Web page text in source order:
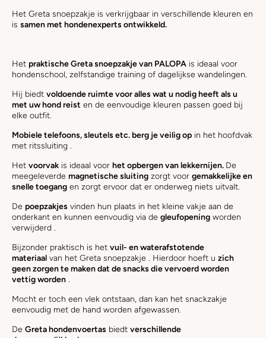
Het Greta snoepzakje is verkrijgbaar in verschillende kleuren en
is samen met hondenexperts ontwikkeld.
Het praktische Greta snoepzakje van PALOPA is ideaal voor
hondenschool, zelfstandige training of dagelijkse wandelingen.
Hij biedt voldoende ruimte voor alles wat u nodig heeft als u
met uw hond reist en de eenvoudige kleuren passen goed bij
elke outfit.
Mobiele telefoons, sleutels etc. berg je veilig op in het hoofdvak
met ritssluiting .
Het voorvak is ideaal voor het opbergen van lekkernijen. De
meegeleverde magnetische sluiting zorgt voor gemakkelijke en
snelle toegang en zorgt ervoor dat er onderweg niets uitvalt.
De poepzakjes vinden hun plaats in het kleine vakje aan de
onderkant en kunnen eenvoudig via de gleufopening worden
verwijderd .
Bijzonder praktisch is het vuil- en waterafstotende
materiaal van het Greta snoepzakje . Hierdoor hoeft u zich
geen zorgen te maken dat de snacks die vervoerd worden
vettig worden .
Mocht er toch een vlek ontstaan, dan kan het snackzakje
eenvoudig met de hand worden afgewassen.
De Greta hondenvoertas biedt verschillende